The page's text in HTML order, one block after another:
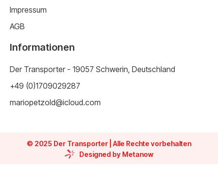
Impressum
AGB
Informationen
Der Transporter - 19057 Schwerin, Deutschland
+49 (0)1709029287
mariopetzold@icloud.com
© 2025 Der Transporter | Alle Rechte vorbehalten
Designed by Metanow